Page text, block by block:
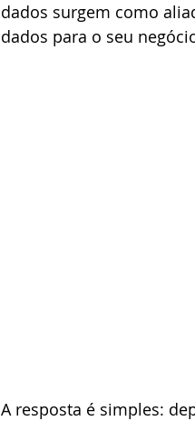
dados surgem como
dados para o seu
A resposta é simples: